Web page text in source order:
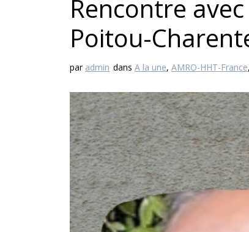
Rencontre
Poitou-
par admin dans A la une, AMRO-HHT-France,